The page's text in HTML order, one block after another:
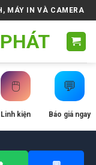
MÁY IN VÀ CAMERA
🖱️
Linh kiện
💬
Báo giá ngay